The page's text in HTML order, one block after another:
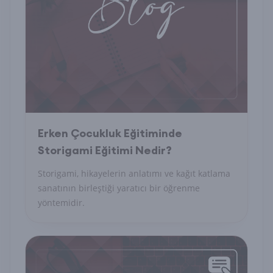
Erken Çocukluk Eğitiminde
Storigami Eğitimi Nedir?
Storigami, hikayelerin anlatımı ve kağıt katlama
sanatının birleştiği yaratıcı bir öğrenme
yöntemidir.